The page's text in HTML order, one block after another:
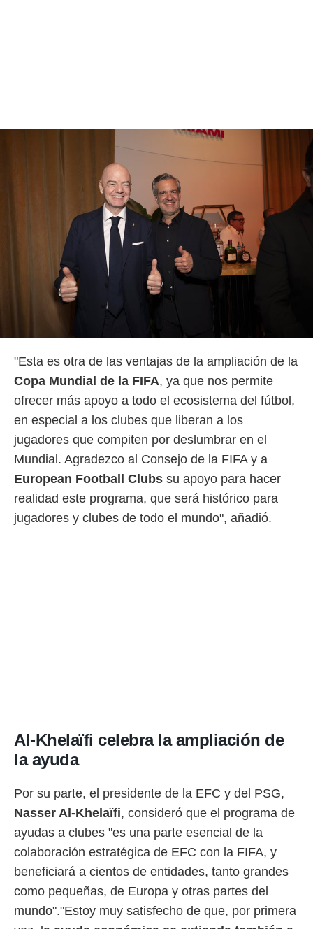
"Esta es otra de las ventajas de la ampliación de la
Copa Mundial de la FIFA, ya que nos permite
ofrecer más apoyo a todo el ecosistema del fútbol,
en especial a los clubes que liberan a los
jugadores que compiten por deslumbrar en el
Mundial. Agradezco al Consejo de la FIFA y a
European Football Clubs su apoyo para hacer
realidad este programa, que será histórico para
jugadores y clubes de todo el mundo", añadió.
Al-Khelaïfi celebra la ampliación de
la ayuda
Por su parte, el presidente de la EFC y del PSG,
Nasser Al-Khelaïfi, consideró que el programa de
ayudas a clubes "es una parte esencial de la
colaboración estratégica de EFC con la FIFA, y
beneficiará a cientos de entidades, tanto grandes
como pequeñas, de Europa y otras partes del
mundo"."Estoy muy satisfecho de que, por primera